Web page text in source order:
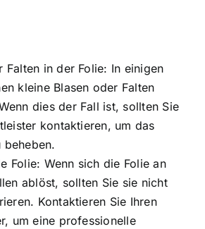
Falten in der Folie: In einigen
kleine Blasen oder Falten
dies der Fall ist, sollten Sie
kontaktieren, um das
beheben.
Folie: Wenn sich die Folie an
ablöst, sollten Sie sie nicht
Kontaktieren Sie Ihren
um eine professionelle